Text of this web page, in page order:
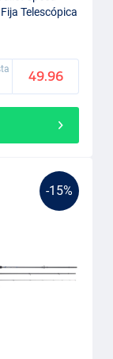
Telescópica
49.96
-15%